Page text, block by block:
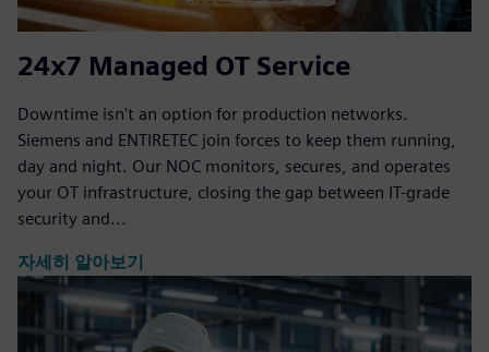
24x7 Managed OT Service
Downtime isn't an option for production networks.
Siemens and ENTIRETEC join forces to keep them running,
day and night. Our NOC monitors, secures, and operates
your OT infrastructure, closing the gap between IT-grade
security and...
자세히 알아보기